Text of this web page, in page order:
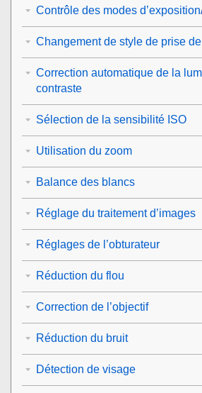
Contrôle des modes
Changement de style de prise
Correction automatique de la
contraste
Sélection de la sensibilité ISO
Utilisation du zoom
Balance des blancs
Réglage du traitement d’images
Réglages de l’obturateur
Réduction du flou
Correction de l’objectif
Réduction du bruit
Détection de visage